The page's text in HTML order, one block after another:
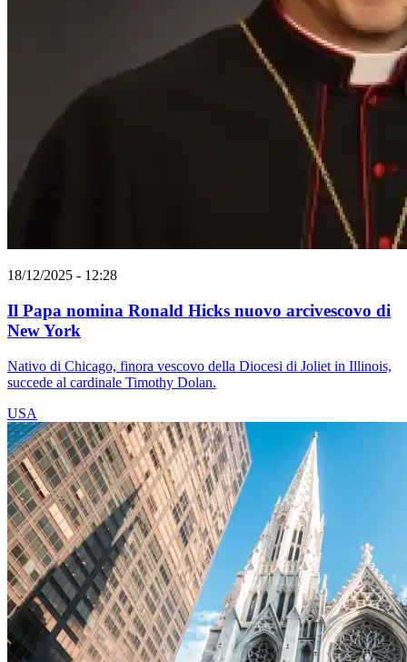
18/12/2025 - 12:28
Il Papa nomina Ronald Hicks nuovo arcivescovo di
New York
Nativo di Chicago, finora vescovo della Diocesi di Joliet in Illinois,
succede al cardinale Timothy Dolan.
USA